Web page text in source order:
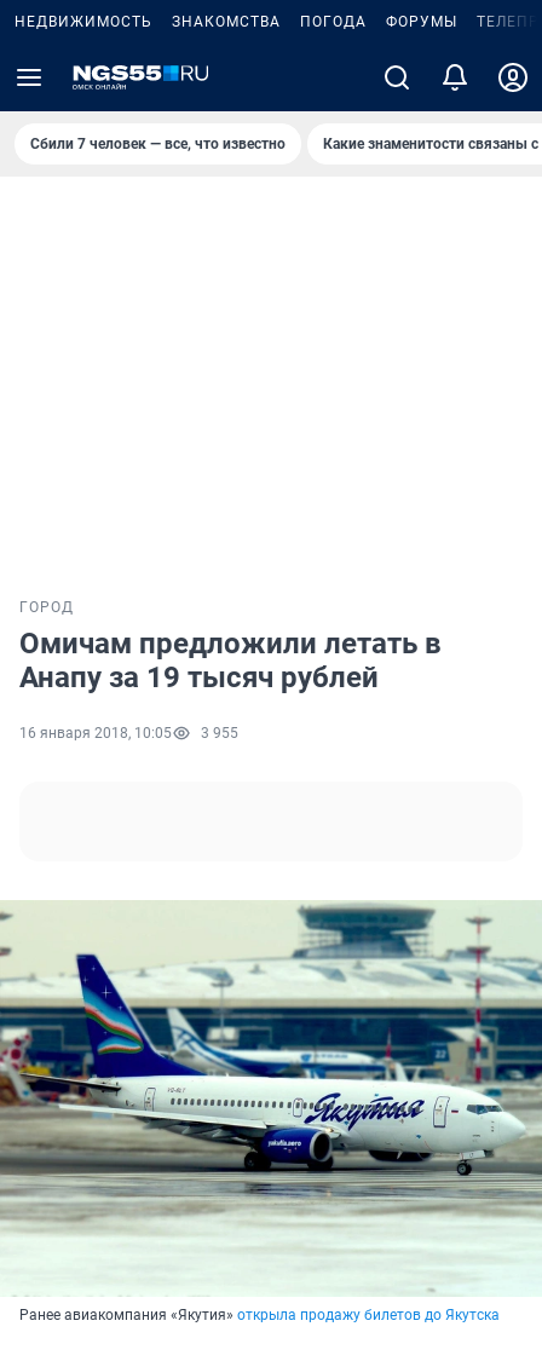
НЕДВИЖИМОСТЬ ЗНАКОМСТВА ПОГОДА ФОРУМЫ
Сбили 7 человек — все, что известно Какие знаменитости связаны
ГОРОД
Омичам предложили летать в
Анапу за 19 тысяч рублей
16 января 2018, 10:05 3 955
Ранее авиакомпания «Якутия» открыла продажу билетов до Якутска